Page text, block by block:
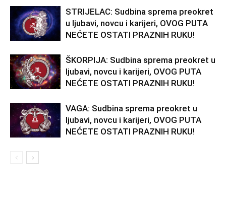
STRIJELAC: Sudbina sprema preokret
u ljubavi, novcu i karijeri, OVOG PUTA
NEĆETE OSTATI PRAZNIH RUKU!
ŠKORPIJA: Sudbina sprema preokret u
ljubavi, novcu i karijeri, OVOG PUTA
NEĆETE OSTATI PRAZNIH RUKU!
VAGA: Sudbina sprema preokret u
ljubavi, novcu i karijeri, OVOG PUTA
NEĆETE OSTATI PRAZNIH RUKU!